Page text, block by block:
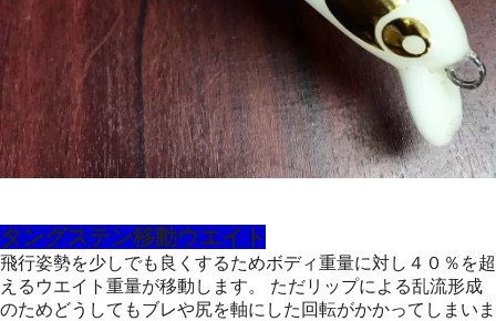
タングステン移動ウエイト
飛行姿勢を少しでも良くするためボディ重量に対し４０％を超
えるウエイト重量が移動します。 ただリップによる乱流形成
のためどうしてもブレや尻を軸にした回転がかかってしまいま